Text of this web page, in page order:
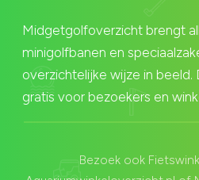
Midgetgolfoverzicht brengt
minigolfbanen en
overzichtelijke wijze in beeld.
gratis voor bezoekers en
Bezoek ook